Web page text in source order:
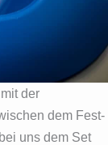
der
dem Fest-
uns dem Set